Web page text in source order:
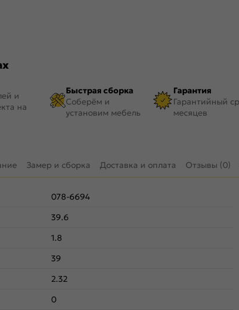
и
на
Быстрая сборка
Соберём и
установим мебель
Гарантия
Гарантийный
месяцев
Замер и сборка Доставка и оплата Отзывы (0)
078-6694
39.6
1.8
39
2.32
0